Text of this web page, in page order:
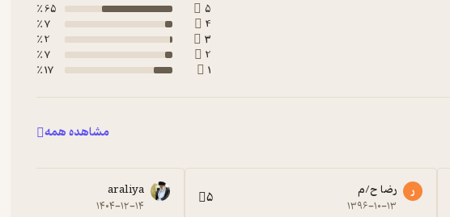
5
65 ٪
4
7 ٪
3
2 ٪
2
7 ٪
1
17 ٪
مشاهده همه
ر رضا ح/م
۱۳۹۶-۱۰-۱۳ 5
araliya
۱۴۰۴-۱۲-۱۴